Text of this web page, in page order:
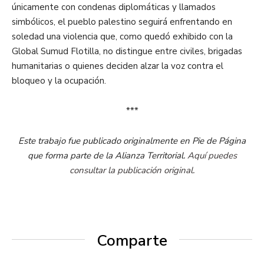
únicamente con condenas diplomáticas y llamados
simbólicos, el pueblo palestino seguirá enfrentando en
soledad una violencia que, como quedó exhibido con la
Global Sumud Flotilla, no distingue entre civiles, brigadas
humanitarias o quienes deciden alzar la voz contra el
bloqueo y la ocupación.
***
Este trabajo fue publicado originalmente en Piede Página
que forma parte de la Alianza Territorial. Aquí puedes
consultar la publicación original.
Comparte